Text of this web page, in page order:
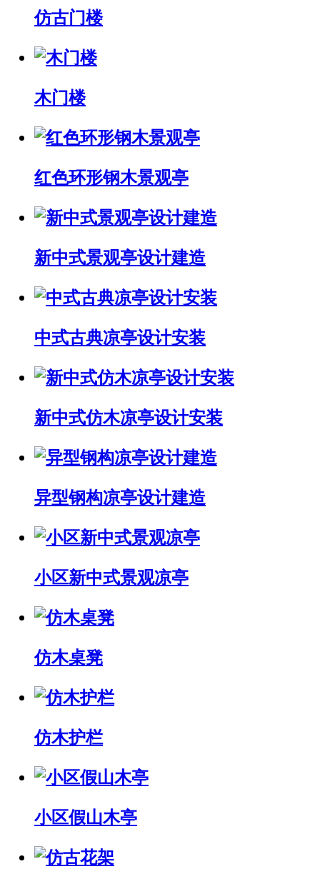
仿古门楼
木门楼
红色环形钢木景观亭
新中式景观亭设计建造
中式古典凉亭设计安装
新中式仿木凉亭设计安装
异型钢构凉亭设计建造
小区新中式景观凉亭
仿木桌凳
仿木护栏
小区假山木亭